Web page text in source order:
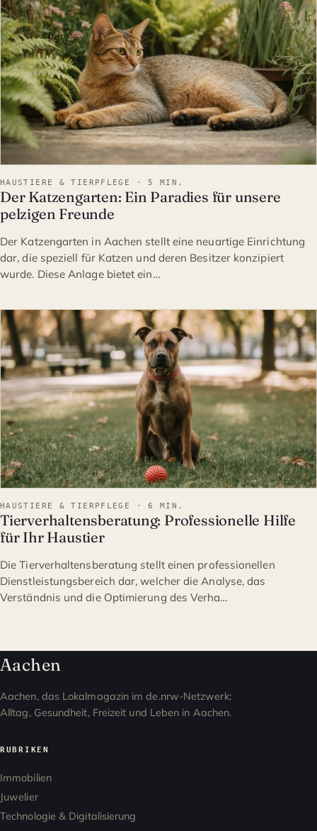
HAUSTIERE & TIERPFLEGE · 5 MIN.
Der Katzengarten: Ein Paradies für unsere
pelzigen Freunde
Der Katzengarten in Aachen stellt eine neuartige Einrichtung
dar, die speziell für Katzen und deren Besitzer konzipiert
wurde. Diese Anlage bietet ein…
HAUSTIERE & TIERPFLEGE
HAUSTIERE & TIERPFLEGE · 6 MIN.
Tierverhaltensberatung: Professionelle Hilfe
für Ihr Haustier
Die Tierverhaltensberatung stellt einen professionellen
Dienstleistungsbereich dar, welcher die Analyse, das
Verständnis und die Optimierung des Verha…
Aachen
Aachen, das Lokalmagazin im de.nrw-Netzwerk:
Alltag, Gesundheit, Freizeit und Leben in Aachen.
RUBRIKEN
Immobilien
Juwelier
Technologie & Digitalisierung